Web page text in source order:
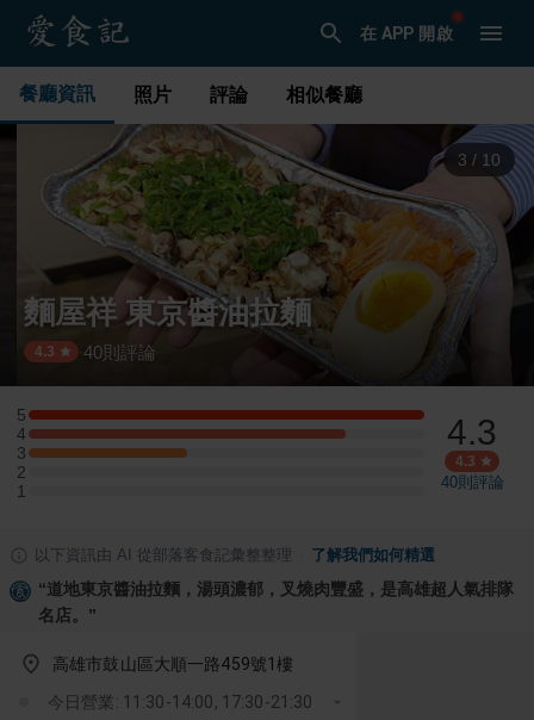
在 APP 開啟
餐廳資訊 照片 評論 相似餐廳
3 / 10
麵屋祥 東京醬油拉麵
4.3 ·40則評論
5
5 星：5 則評論
4
4 星：4 則評論
3
3 星：2 則評論
2
2 星：0 則評論
1
1 星：0 則評論
4.3
4.3
40則評論
以下資訊由 AI 從部落客食記彙整整理 了解我們如何精選
“道地東京醬油拉麵，湯頭濃郁，叉燒肉豐盛，是高雄超人氣排隊
名店。 ”
高雄市鼓山區大順一路459號1樓
今日營業: 11:30-14:00, 17:30-21:30